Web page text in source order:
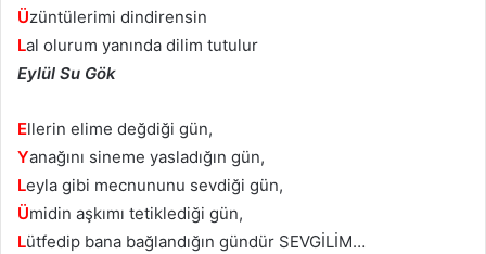
Üzüntülerimi dindirensin
Lal olurum yanında dilim tutulur
Eylül Su Gök
Ellerin elime değdiği gün,
Yanağını sineme yasladığın gün,
Leyla gibi mecnununu sevdiği gün,
Ümidin aşkımı tetiklediği gün,
Lütfedip bana bağlandığın gündür SEVGİLİM…